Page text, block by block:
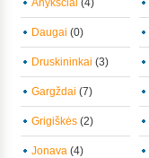
Anykščiai (4)
Daugai (0)
Druskininkai (3)
Gargždai (7)
Grigiškės (2)
Jonava (4)